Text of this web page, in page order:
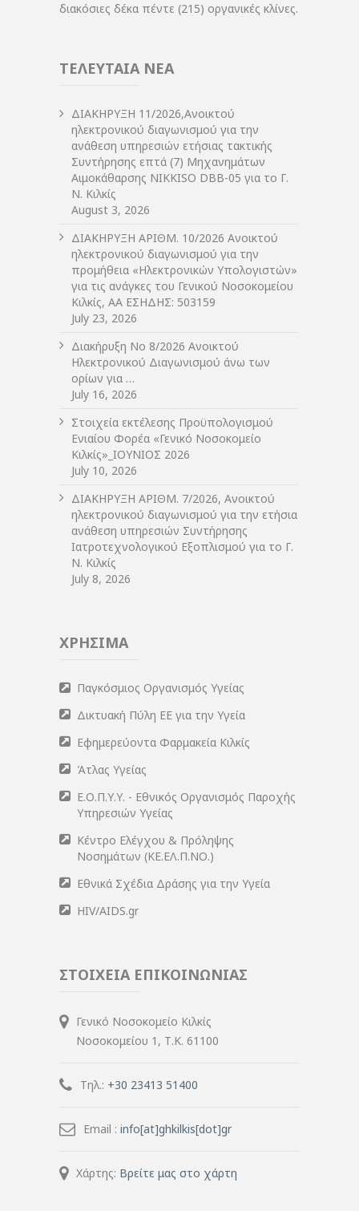
διακόσιες δέκα πέντε (215) οργανικές κλίνες.
ΤΕΛΕΥΤΑΙΑ ΝΕΑ
ΔIΑΚΗΡΥΞΗ 11/2026,Ανοικτού
ηλεκτρονικού διαγωνισμού για την
ανάθεση υπηρεσιών ετήσιας τακτικής
Συντήρησης επτά (7) Μηχανημάτων
Αιμοκάθαρσης NIKKISO DBB-05 για το Γ.
Ν. Κιλκίς
August 3, 2026
ΔIΑΚΗΡΥΞΗ ΑΡIΘΜ. 10/2026 Ανοικτού
ηλεκτρονικού διαγωνισμού για την
προμήθεια «Ηλεκτρονικών Υπολογιστών»
για τις ανάγκες του Γενικού Νοσοκομείου
Κιλκίς, ΑΑ ΕΣΗΔΗΣ: 503159
July 23, 2026
Διακήρυξη Νο 8/2026 Ανοικτού
Ηλεκτρονικού Διαγωνισμού άνω των
ορίων για …
July 16, 2026
Στοιχεία εκτέλεσης Προϋπολογισμού
Ενιαίου Φορέα «Γενικό Νοσοκομείο
Κιλκίς»_ΙΟΥΝΙΟΣ 2026
July 10, 2026
ΔIΑΚΗΡΥΞΗ ΑΡIΘΜ. 7/2026, Ανοικτού
ηλεκτρονικού διαγωνισμού για την ετήσια
ανάθεση υπηρεσιών Συντήρησης
Ιατροτεχνολογικού Εξοπλισμού για το Γ.
Ν. Κιλκίς
July 8, 2026
ΧΡΗΣΙΜΑ
Παγκόσμιος Οργανισμός Υγείας
Δικτυακή Πύλη ΕΕ για την Υγεία
Εφημερεύοντα Φαρμακεία Κιλκίς
Άτλας Υγείας
Ε.Ο.Π.Υ.Υ. - Εθνικός Οργανισμός Παροχής
Υπηρεσιών Υγείας
Κέντρο Ελέγχου & Πρόληψης
Νοσημάτων (ΚΕ.ΕΛ.Π.ΝΟ.)
Εθνικά Σχέδια Δράσης για την Υγεία
HIV/AIDS.gr
ΣΤΟΙΧΕΙΑ ΕΠΙΚΟΙΝΩΝΙΑΣ
Γενικό Νοσοκομείο Κιλκίς
Νοσοκομείου 1, Τ.Κ. 61100
Τηλ.: +30 23413 51400
Email : info[at]ghkilkis[dot]gr
Χάρτης: Βρείτε μας στο χάρτη